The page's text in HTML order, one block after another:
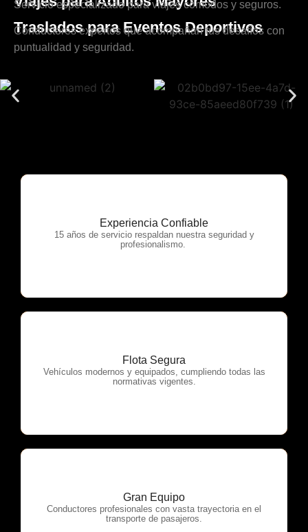
Servicio especializado para viajes cómodos y seguros.
Traslados para Eventos Deportivos
Conductores expertos que acompañan tus desafíos con
puntualidad y seguridad.
Experiencia Confiable
15 años de servicio respaldan nuestra seguridad y
profesionalismo.
OTP Servicios
Flota Segura
Vehículos modernos y equipados, cumpliendo todas las
normativas vigentes.
OTP Servicios
Gran Equipo
Conductores profesionales con vasta trayectoria en el
transporte de pasajeros.
OTP Servicios